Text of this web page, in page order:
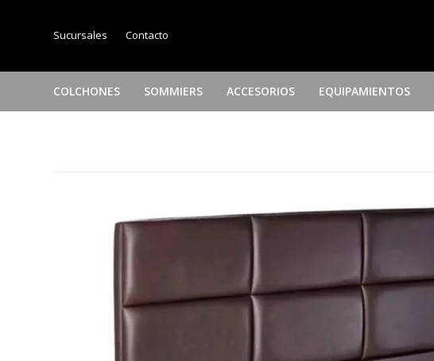
COLCHONES SOMMIERS ACCESORIOS EQUIPAMIENTOS
Sucursales Contacto